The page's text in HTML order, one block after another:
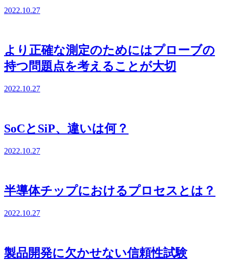
2022.10.27
より正確な測定のためにはプローブの
持つ問題点を考えることが大切
2022.10.27
SoCとSiP、違いは何？
2022.10.27
半導体チップにおけるプロセスとは？
2022.10.27
製品開発に欠かせない信頼性試験